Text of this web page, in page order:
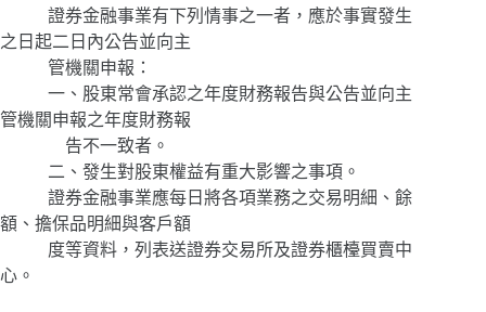
證券金融事業有下列情事之一者，應於事實發生
之日起二日內公告並向主
管機關申報：
一、股東常會承認之年度財務報告與公告並向主
管機關申報之年度財務報
告不一致者。
二、發生對股東權益有重大影響之事項。
證券金融事業應每日將各項業務之交易明細、餘
額、擔保品明細與客戶額
度等資料，列表送證券交易所及證券櫃檯買賣中
心。